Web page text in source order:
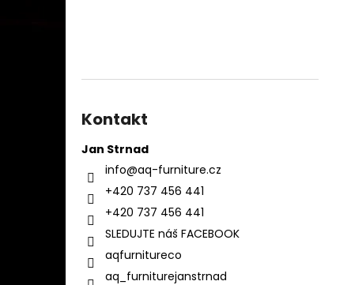
Kontakt
Jan Strnad
info@aq-furniture.cz
+420 737 456 441
+420 737 456 441
SLEDUJTE náš FACEBOOK
aqfurnitureco
aq_furniturejanstrnad